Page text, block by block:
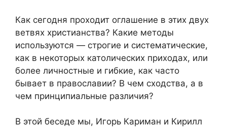
Как сегодня проходит оглашение в этих двух
ветвях христианства? Какие методы
используются — строгие и систематические,
как в некоторых католических приходах, или
более личностные и гибкие, как часто
бывает в православии? В чем сходства, а в
чем принципиальные различия?
В этой беседе мы, Игорь Кариман и Кирилл